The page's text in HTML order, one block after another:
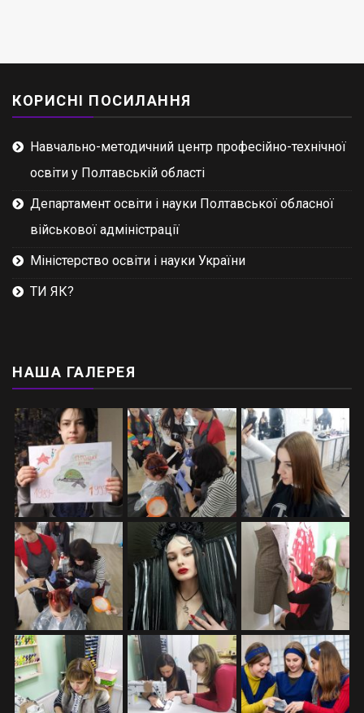
КОРИСНІ ПОСИЛАННЯ
Навчально-методичний центр професійно-технічної
освіти у Полтавській області
Департамент освіти і науки Полтавської обласної
військової адміністрації
Міністерство освіти і науки України
ТИ ЯК?
НАША ГАЛЕРЕЯ